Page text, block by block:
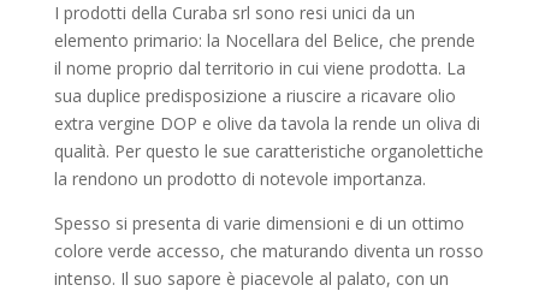
I prodotti della Curaba srl sono resi unici da un
elemento primario: la Nocellara del Belice, che prende
il nome proprio dal territorio in cui viene prodotta. La
sua duplice predisposizione a riuscire a ricavare olio
extra vergine DOP e olive da tavola la rende un oliva di
qualità. Per questo le sue caratteristiche organolettiche
la rendono un prodotto di notevole importanza.
Spesso si presenta di varie dimensioni e di un ottimo
colore verde accesso, che maturando diventa un rosso
intenso. Il suo sapore è piacevole al palato, con un